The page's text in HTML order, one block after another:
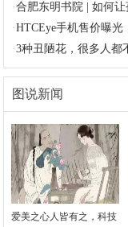
·合肥东明书院 | 如何
·HTCEye手机售价曝光
·3种丑陋花，很多人都
图说新闻
爱美之心人皆有之，科技